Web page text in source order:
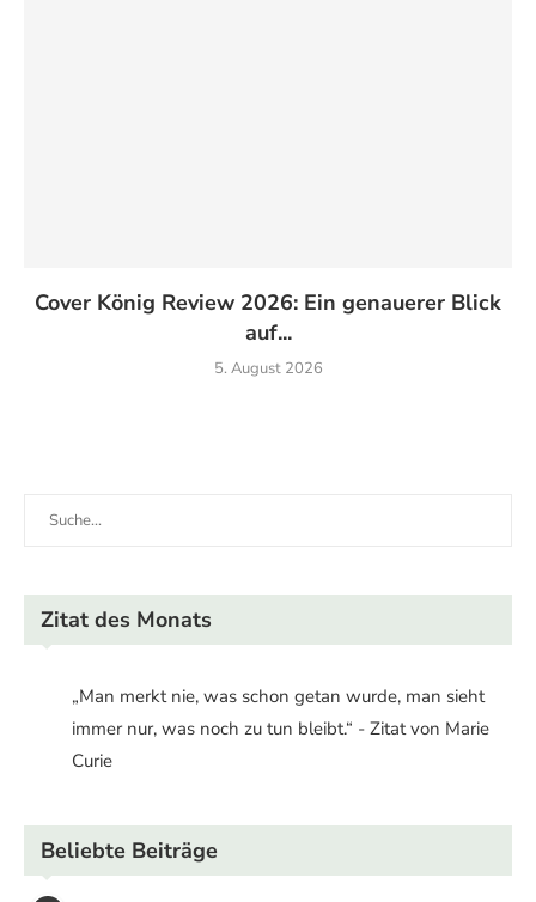
Cover König Review 2026: Ein genauerer Blick
auf...
5. August 2026
Zitat des Monats
„Man merkt nie, was schon getan wurde, man sieht
immer nur, was noch zu tun bleibt.“ - Zitat von Marie
Curie
Beliebte Beiträge